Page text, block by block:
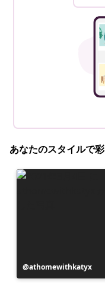
あなたのスタイルで
投
稿
athomewithkatyx